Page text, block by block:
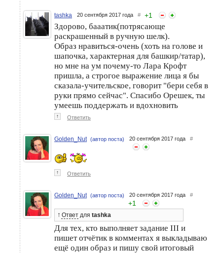
tashka 20 сентября 2017 года # +1
Здорово, бааатик(потрясающе
раскрашенный в ручную шелк).
Образ нравиться-очень (хоть на голове и
шапочка, характерная для башкир/татар),
но мне на ум почему-то Лара Крофт
пришла, а строгое выражение лица я бы
сказала-учительское, говорит "бери себя в
руки прямо сейчас". Спасибо Орешек, ты
умеешь поддержать и вдохновить
↑ Ответить
Golden_Nut (автор поста) 20 сентября 2017 года #
↑ Ответить
Golden_Nut (автор поста) 20 сентября 2017 года #
+1
↑ Ответ для tashka
Для тех, кто выполняет задание III и
пишет отчётик в комментах я выкладываю
ещё один образ и пишу свой итоговый